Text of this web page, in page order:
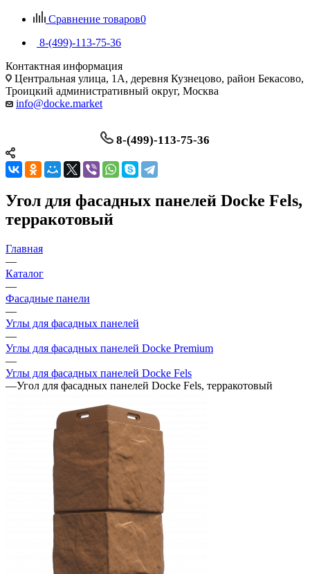
Сравнение товаров0
8-(499)-113-75-36
Контактная информация
Центральная улица, 1А, деревня Кузнецово, район Бекасово,
Троицкий административный округ, Москва
info@docke.market
8-(499)-113-75-36
Угол для фасадных панелей Docke Fels,
терракотовый
Главная
—
Каталог
—
Фасадные панели
—
Углы для фасадных панелей
—
Углы для фасадных панелей Docke Premium
—
Углы для фасадных панелей Docke Fels
—Угол для фасадных панелей Docke Fels, терракотовый